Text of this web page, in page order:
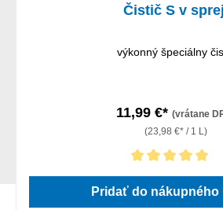
Čistič S v
výkonný špeciálny
11,99 €* (vrátane
(23,98 €* / 1 L)
Priemerné hodnotenie 5 z 5 hviezdičiek
Pridať do nákupného